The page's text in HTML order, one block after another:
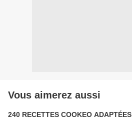
Vous aimerez aussi
240 RECETTES COOKEO ADAPTÉES